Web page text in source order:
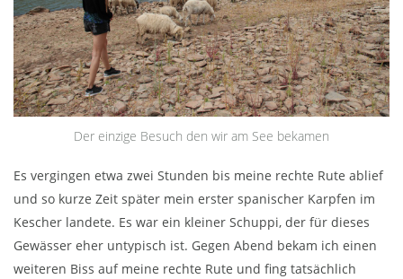
Der einzige Besuch den wir am See bekamen
Es vergingen etwa zwei Stunden bis meine rechte Rute ablief
und so kurze Zeit später mein erster spanischer Karpfen im
Kescher landete. Es war ein kleiner Schuppi, der für dieses
Gewässer eher untypisch ist. Gegen Abend bekam ich einen
weiteren Biss auf meine rechte Rute und fing tatsächlich